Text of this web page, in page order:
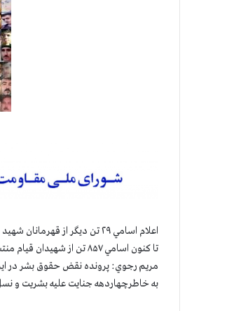
اعلام اسامي ۲۹ تن ديگر از قهرمانان شهید قيام آبان
تا كنون اسامي ۸۵۷ تن از شهيدان قيام منتشر شده است
به خاطرچهاردهه جنايت عليه بشريت و